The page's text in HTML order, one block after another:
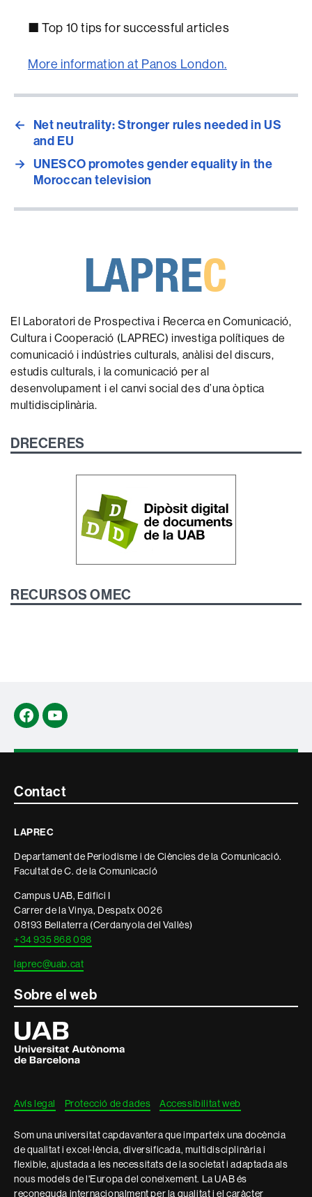
■ Top 10 tips for successful articles
More information at Panos London.
←
Net neutrality: Stronger rules needed in US
and EU
→ UNESCO promotes gender equality in the
Moroccan television
El Laboratori de Prospectiva i Recerca en Comunicació,
Cultura i Cooperació (LAPREC) investiga polítiques de
comunicació i indústries culturals, anàlisi del discurs,
estudis culturals, i la comunicació per al
desenvolupament i el canvi social des d’una òptica
multidisciplinària.
DRECERES
RECURSOS OMEC
FacebookYouTube
Contacte
informació
legal
Contact
LAPREC
Departament de Periodisme i de Ciències de la Comunicació.
Facultat de C. de la Comunicacíó
Campus UAB, Edifici I
Carrer de la Vinya, Despatx 0026
08193 Bellaterra (Cerdanyola del Vallès)
+34 935 868 098
laprec@uab.cat
Sobre el web
Universitat
Autònoma
de
Barcelona
Avís legal Protecció de dades Accessibilitat web
Som una universitat capdavantera que imparteix una docència
de qualitat i excel·lència, diversificada, multidisciplinària i
flexible, ajustada a les necessitats de la societat i adaptada als
nous models de l'Europa del coneixement. La UAB és
reconeguda internacionalment per la qualitat i el caràcter